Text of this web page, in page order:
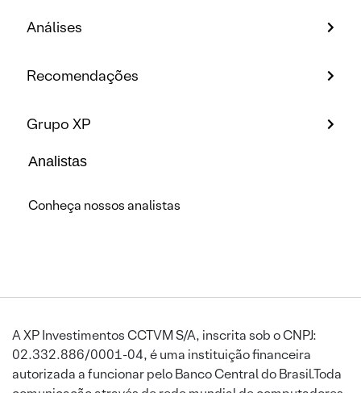
Análises
Recomendações
Grupo XP
Analistas
Conheça nossos analistas
A XP Investimentos CCTVM S/A, inscrita sob o CNPJ:
02.332.886/0001-04, é uma instituição financeira
autorizada a funcionar pelo Banco Central do Brasil.Toda